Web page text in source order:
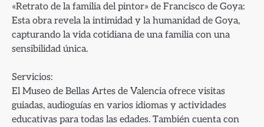
«Retrato de la familia del pintor» de Francisco de Goya:
Esta obra revela la intimidad y la humanidad de Goya,
capturando la vida cotidiana de una familia con una
sensibilidad única.
Servicios:
El Museo de Bellas Artes de Valencia ofrece visitas
guiadas, audioguías en varios idiomas y actividades
educativas para todas las edades. También cuenta con